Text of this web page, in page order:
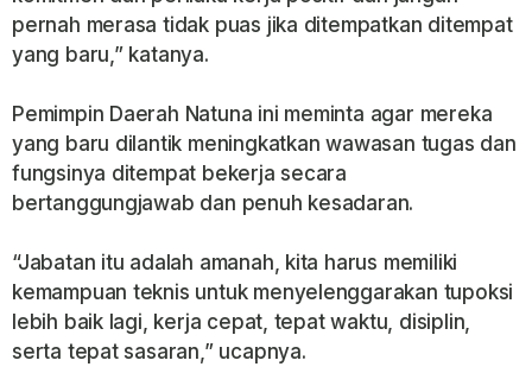
pernah merasa tidak puas jika ditempatkan ditempat
yang baru,” katanya.
Pemimpin Daerah Natuna ini meminta agar mereka
yang baru dilantik meningkatkan wawasan tugas dan
fungsinya ditempat bekerja secara
bertanggungjawab dan penuh kesadaran.
“Jabatan itu adalah amanah, kita harus memiliki
kemampuan teknis untuk menyelenggarakan tupoksi
lebih baik lagi, kerja cepat, tepat waktu, disiplin,
serta tepat sasaran,” ucapnya.